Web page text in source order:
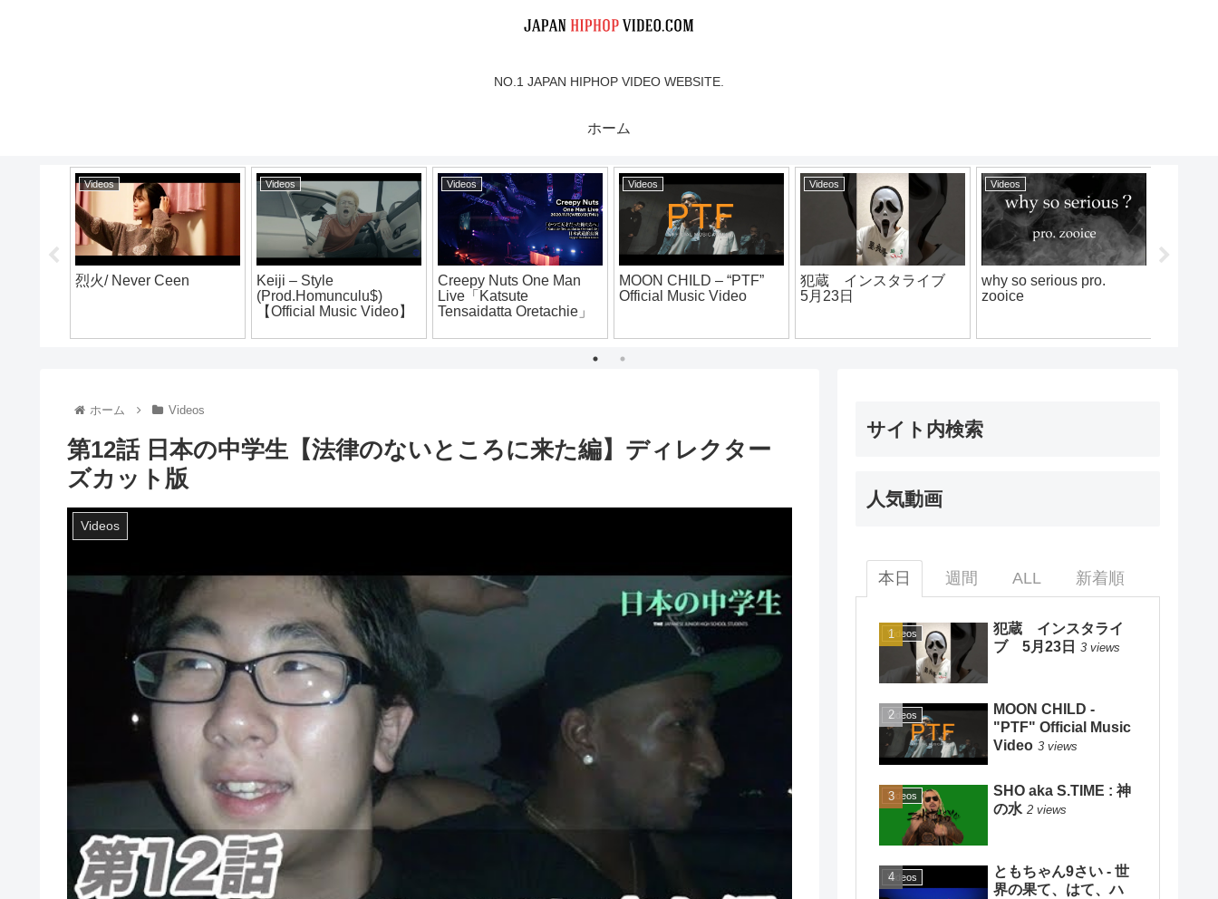
NO.1 JAPAN HIPHOP VIDEO WEBSITE.
ホーム
タライブ
Videos
why so serious pro.
Videos
八咫烏.vs.DARK.凱旋MC
battle東西選抜夏ノ陣
2019.シード戦
Videos
烈火- Life is diggin
(prod by DJ K-TEE)
【official music video】
Videos
WEZ from YALLA
FAMILY – “TREND”
Videos
93 Til Bravo
Videos
ホーム Videos
第12話 日本の中学生【法律のないところに来た編】ディレクター
ズカット版
Videos
サイト内検索
人気動画
本日 週間 ALL 新着順
Videos
犯蔵 インスタライ
ブ 5月23日 3 views
Videos
MOON CHILD -
"PTF" Official Music
Video 3 views
Videos
SHO aka S.TIME : 神
の水 2 views
Videos
ともちゃん9さい - 世
界の果て、はて、ハ